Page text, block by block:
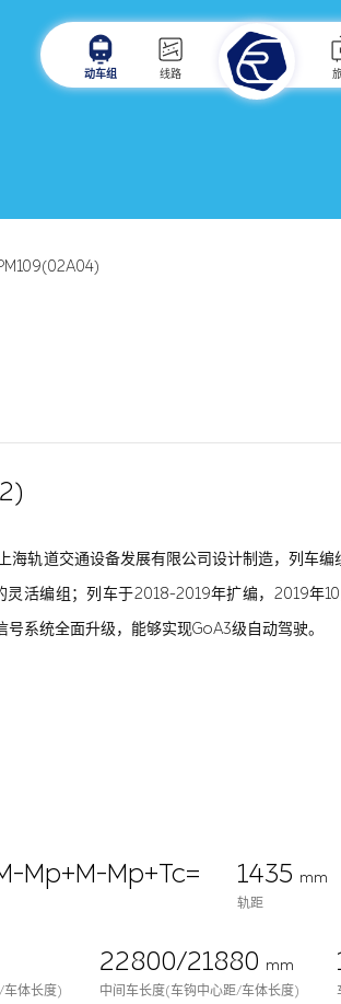
动车组 线路
海轨道交通设备发展有限公司设计制造，列
活编组；列车于2018-2019年扩编，2019年
系统全面升级，能够实现GoA3级自动驾驶。
Mp+M-Mp+Tc= 1435 mm
轨距
车体长度)
22800/21880 mm
中间车长度(车钩中心距/车体长度)